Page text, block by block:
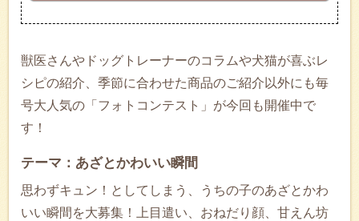
獣医さんやドッグトレーナーのコラムや犬猫が喜ぶレ
シピの紹介、季節に合わせた商品のご紹介以外にも毎
号大人気の「フォトコンテスト」が今回も開催中で
す！
テーマ：あざとかわいい瞬間
思わずキュン！としてしまう、うちの子のあざとかわ
いい瞬間を大募集！上目遣い、おねだり顔、甘えん坊